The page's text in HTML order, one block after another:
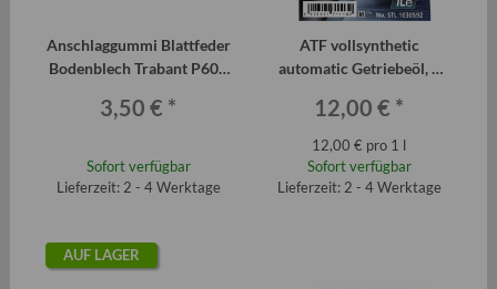
Anschlaggummi Blattfeder
Bodenblech Trabant P601
3,50 € *
Sofort verfügbar
Lieferzeit: 2 - 4 Werktage
ATF vollsynthetic
automatic Getriebeöl, 1
12,00 € *
12,00 € pro 1 l
Sofort verfügbar
Lieferzeit: 2 - 4 Werktage
AUF LAGER